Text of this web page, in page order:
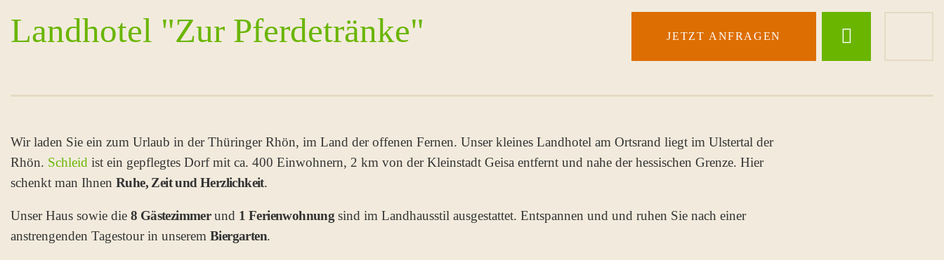
Landhotel "Zur Pferdetränke" JETZT ANFRAGEN
Wir laden Sie ein zum Urlaub in der Thüringer Rhön, im Land der offenen Fernen. Unser kleines Landhotel am Ortsrand liegt im Ulstertal der
Rhön. Schleid ist ein gepflegtes Dorf mit ca. 400 Einwohnern, 2 km von der Kleinstadt Geisa entfernt und nahe der hessischen Grenze. Hier
schenkt man Ihnen Ruhe, Zeit und Herzlichkeit.
Unser Haus sowie die 8 Gästezimmerund 1 Ferienwohnung sind im Landhausstil ausgestattet. Entspannen und und ruhen Sie nach einer
anstrengenden Tagestour in unserem Biergarten.